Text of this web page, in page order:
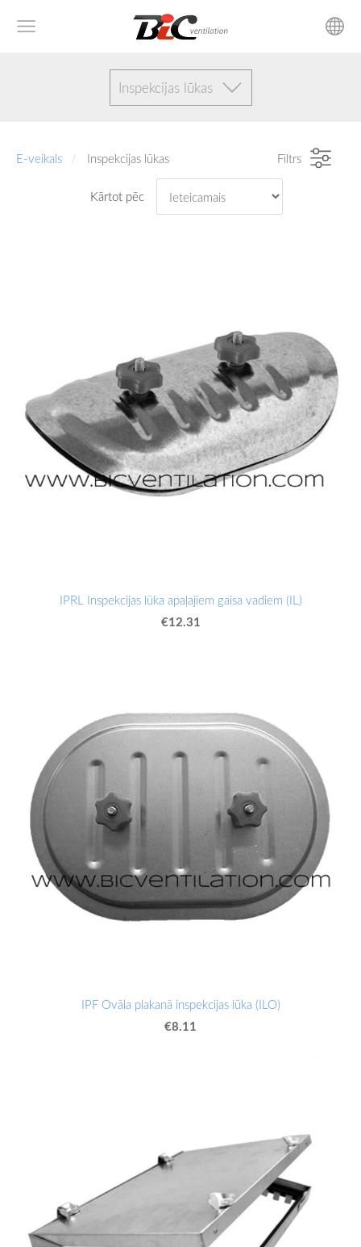
Inspekcijas lūkas
E-veikals Inspekcijas lūkas Filtrs
Kārtot pēc
IPRL Inspekcijas lūka apaļajiem gaisa vadiem (IL)
€12.31
IPF Ovāla plakanā inspekcijas lūka (ILO)
€8.11